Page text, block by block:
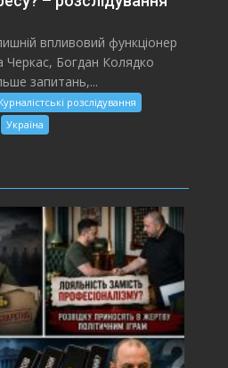
впливовий функціонер
Черкас, Богдан Колядко
запитань,...
розслідування
Україна